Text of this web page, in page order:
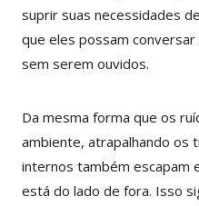
suprir suas necessidades
que eles possam
sem serem ouvidos.
Da mesma forma que os
ambiente, atrapalhando os
internos também escapam
está do lado de fora. Isso